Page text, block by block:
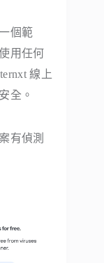
個範
用任何
線上
全。
有偵測